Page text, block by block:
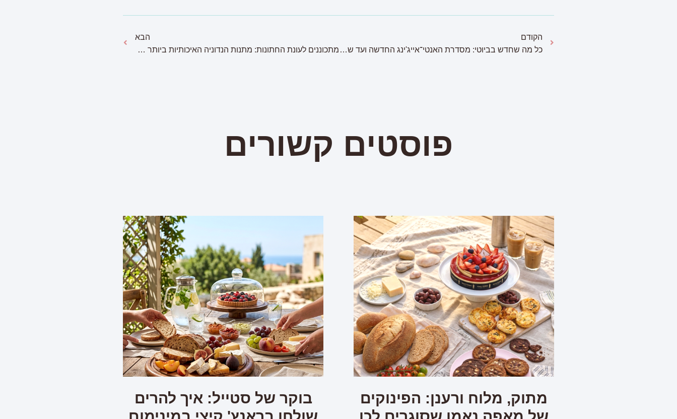
הקודם
כל מה שחדש בביוטי: מסדרת האנטי־אייג'ינג החדשה ועד שובו של הצ'אבי סטיק
הבא
מתכוננים לעונת החתונות: מתנות הנדוניה האיכותיות ביותר לזוגות הצעירים
פוסטים קשורים
מתוק, מלוח ורענן: הפינוקים
בוקר של סטייל: איך להרים